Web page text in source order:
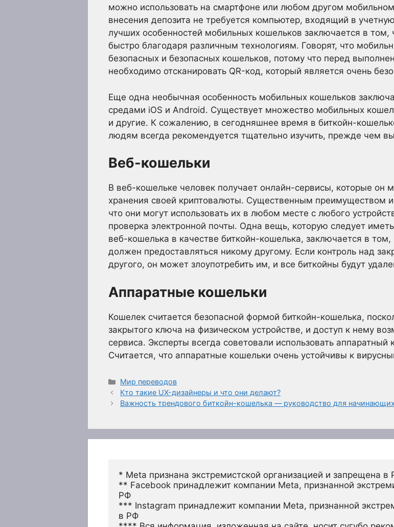
можно использовать на смартфоне или любом другом
внесения депозита не требуется компьютер, входящий в
лучших особенностей мобильных кошельков заключается в
быстро благодаря различным технологиям. Говорят, что
безопасных и безопасных кошельков, потому что перед
необходимо отсканировать QR-код, который является очень
Еще одна необычная особенность мобильных кошельков
средами iOS и Android. Существует множество мобильных
и другие. К сожалению, в сегодняшнее время в биткойн-
людям всегда рекомендуется тщательно изучить, прежде чем
Веб-кошельки
В веб-кошельке человек получает онлайн-сервисы, которые он
хранения своей криптовалюты. Существенным преимуществом
что они могут использовать их в любом месте с любого
проверка электронной почты. Одна вещь, которую следует
веб-кошелька в качестве биткойн-кошелька, заключается в
должен предоставляться никому другому. Если контроль над
другого, он может злоупотребить им, и все биткойны будут
Аппаратные кошельки
Кошелек считается безопасной формой биткойн-кошелька,
закрытого ключа на физическом устройстве, и доступ к нему
сервиса. Эксперты всегда советовали использовать
Считается, что аппаратные кошельки очень устойчивы к
Рубрики
Мир переводов
Кто такие UX-дизайнеры и что они делают?
Важность трендового биткойн-кошелька — руководство для начинающих
* Meta признана экстремистской организацией и запрещена в
** Facebook принадлежит компании Meta, признанной
РФ
*** Instagram принадлежит компании Meta, признанной
в РФ